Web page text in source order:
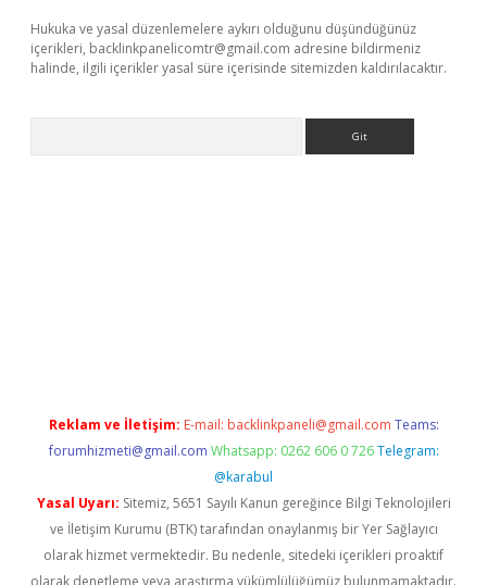
Hukuka ve yasal düzenlemelere aykırı olduğunu düşündüğünüz
içerikleri, backlinkpanelicomtr@gmail.com adresine bildirmeniz
halinde, ilgili içerikler yasal süre içerisinde sitemizden kaldırılacaktır.
Reklam ve İletişim: E-mail: backlinkpaneli@gmail.com Teams:
forumhizmeti@gmail.com Whatsapp: 0262 606 0 726 Telegram:
@karabul
Yasal Uyarı: Sitemiz, 5651 Sayılı Kanun gereğince Bilgi Teknolojileri
ve İletişim Kurumu (BTK) tarafından onaylanmış bir Yer Sağlayıcı
olarak hizmet vermektedir. Bu nedenle, sitedeki içerikleri proaktif
olarak denetleme veya araştırma yükümlülüğümüz bulunmamaktadır.